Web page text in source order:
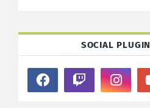
SOCIAL PLUGIN